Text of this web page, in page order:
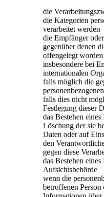
die
die Kategorien
verarbeitet werden
die Empfänger
gegenüber denen
offengelegt
insbesondere bei
internationalen
falls möglich die
falls dies nicht
Festlegung dieser
das Bestehen
Löschung der sie
Daten oder auf
den
gegen diese
das Bestehen
Aufsichtsbehörde
wenn die
betroffenen